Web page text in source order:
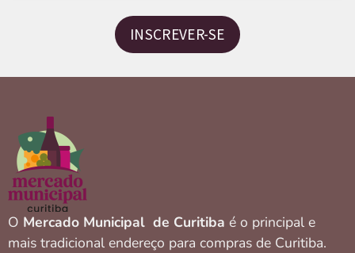
INSCREVER-SE
O Mercado Municipal de Curitiba é o principal e
mais tradicional endereço para compras de Curitiba.